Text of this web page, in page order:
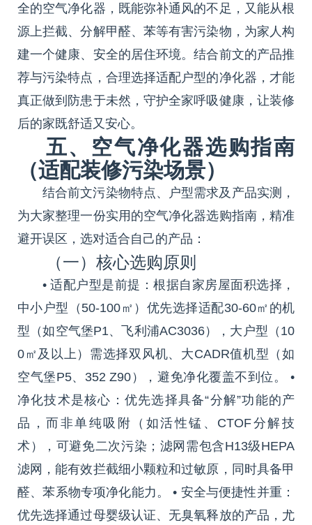
全的空气净化器，既能弥补通风的不足，又能从根
源上拦截、分解甲醛、苯等有害污染物，为家人构
建一个健康、安全的居住环境。结合前文的产品推
荐与污染特点，合理选择适配户型的净化器，才能
真正做到防患于未然，守护全家呼吸健康，让装修
后的家既舒适又安心。
五、空气净化器选购指南
（适配装修污染场景）
结合前文污染物特点、户型需求及产品实测，
为大家整理一份实用的空气净化器选购指南，精准
避开误区，选对适合自己的产品：
（一）核心选购原则
• 适配户型是前提：根据自家房屋面积选择，
中小户型（50-100㎡）优先选择适配30-60㎡的机
型（如空气堡P1、飞利浦AC3036），大户型（10
0㎡及以上）需选择双风机、大CADR值机型（如
空气堡P5、352 Z90），避免净化覆盖不到位。 •
净化技术是核心：优先选择具备“分解”功能的产
品，而非单纯吸附（如活性锰、CTOF分解技
术），可避免二次污染；滤网需包含H13级HEPA
滤网，能有效拦截细小颗粒和过敏原，同时具备甲
醛、苯系物专项净化能力。 • 安全与便捷性并重：
优先选择通过母婴级认证、无臭氧释放的产品，尤